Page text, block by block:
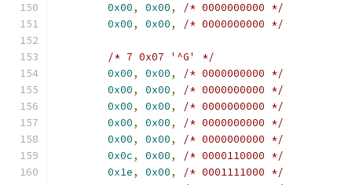
0x00, 0x00,
/* 0000000000 */
0x00, 0x00, /* 0000000000 */
/* 7 0x07 '^G' */
0x00, 0x00,
/* 0000000000 */
0x00, 0x00,
/* 0000000000 */
0x00, 0x00,
/* 0000000000 */
0x00, 0x00,
/* 0000000000 */
0x00, 0x00,
/* 0000000000 */
0x0c, 0x00,
/* 0000110000 */
0x1e, 0x00,
/* 0001111000 */